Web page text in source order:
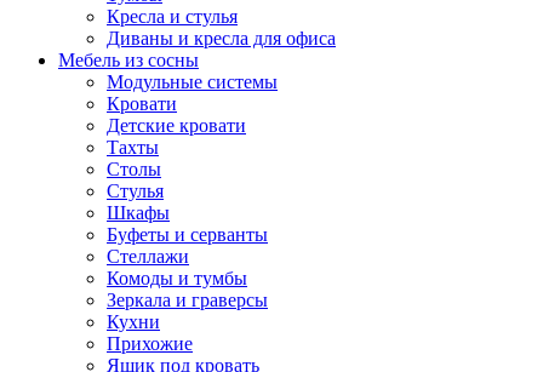
Кресла и стулья
Диваны и кресла для офиса
Мебель из сосны
Модульные системы
Кровати
Детские кровати
Тахты
Столы
Стулья
Шкафы
Буфеты и серванты
Стеллажи
Комоды и тумбы
Зеркала и граверсы
Кухни
Прихожие
Ящик под кровать